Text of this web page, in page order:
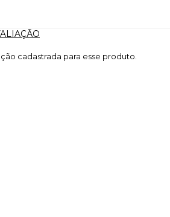
cadastrada para esse produto.